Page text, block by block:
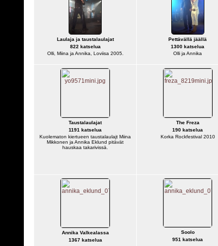
Laulaja ja taustalaulajat
822 katselua
Olli, Miina ja Annika, Loviisa 2005.
Pettävällä jäällä
1300 katselua
Olli ja Annika
Taustalaulajat
1191 katselua
Kuolematon kiertueen taustalaulajt Miina
Mikkonen ja Annika Eklund pitävät
hauskaa takarivissä.
The Freza
190 katselua
Korka Rockfestival 2010
Annika Valkealassa
1367 katselua
Soolo
951 katselua